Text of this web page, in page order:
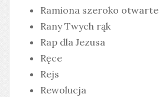
Ramiona szeroko otwarte
Rany Twych rąk
Rap dla Jezusa
Ręce
Rejs
Rewolucja